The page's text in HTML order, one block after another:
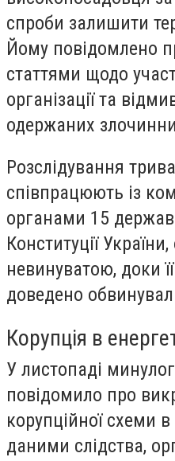
спроби залишити
Йому повідомлено
статтями щодо
організації та
одержаних
Розслідування
співпрацюють із
органами 15
Конституції
невинуватою, доки
доведено
Корупція в
У листопаді
повідомило про
корупційної схеми
даними слідства,